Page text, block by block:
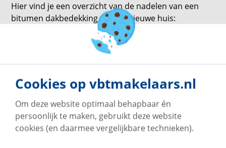
Hier vind je een overzicht van de nadelen van een
bitumen dakbedekking voor je nieuwe huis:
Problemen met warmteabsorptie:
kleur van bitumenmaterialen draagt ​​aanzienlijk
kosten voor airconditioning, wat de algehele
Kwetsbaar voor stilstaand water:Bitumen
daken zijn bijzonder gevoelig voor schade door
Cookies op vbtmakelaars.nl
Om deze website optimaal behapbaar én
persoonlijk te maken, gebruikt deze website
cookies (en daarmee vergelijkbare technieken).